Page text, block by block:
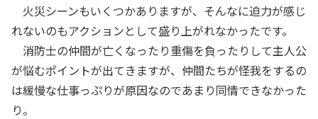
火災シーンもいくつかありますが、そんなに迫力が感じ
れないのもアクションとして盛り上がれなかったです。
消防士の仲間が亡くなったり重傷を負ったりして主人公
が悩むポイントが出てきますが、仲間たちが怪我をするの
は緩慢な仕事っぷりが原因なのであまり同情できなかった
り。